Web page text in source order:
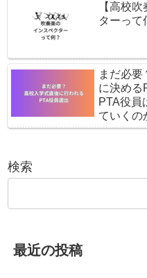
【高校
ターって
まだ必要
に決め
PTA役員
ていくの
検索
最近の投稿